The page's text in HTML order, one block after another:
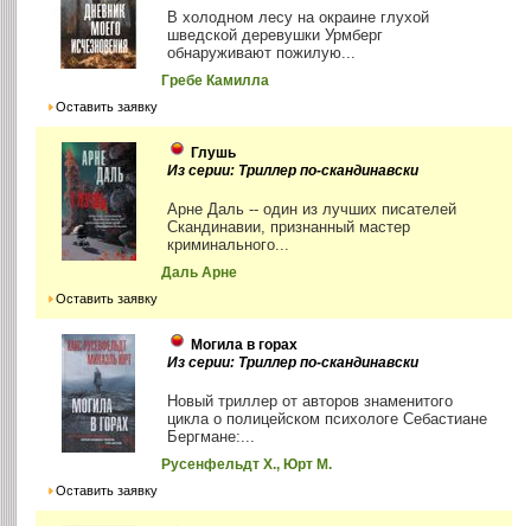
В холодном лесу на окраине глухой
шведской деревушки Урмберг
обнаруживают пожилую...
Гребе Камилла
Оставить заявку
Глушь
Из серии: Триллер по-скандинавски
Арне Даль -- один из лучших писателей
Скандинавии, признанный мастер
криминального...
Даль Арне
Оставить заявку
Могила в горах
Из серии: Триллер по-скандинавски
Новый триллер от авторов знаменитого
цикла о полицейском психологе Себастиане
Бергмане:...
Русенфельдт Х., Юрт М.
Оставить заявку